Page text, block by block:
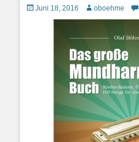
Posted
Juni 18, 2016 Autoroboehme